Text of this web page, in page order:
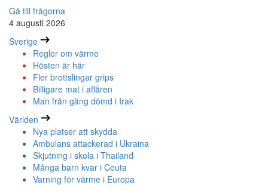
Gå till frågorna
4 augusti 2026
Sverige
Regler om värme
Hösten är här
Fler brottslingar grips
Billigare mat i affären
Man från gäng dömd i Irak
Världen
Nya platser att skydda
Ambulans attackerad i Ukraina
Skjutning i skola i Thailand
Många barn kvar i Ceuta
Varning för värme i Europa